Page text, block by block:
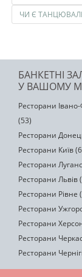
ЧИ Є
БАНКЕТНІ
У ВАШОМУ
Ресторани
(53)
Ресторани
Ресторани Київ
Ресторани
Ресторани Львів
Ресторани Рівне
Ресторани
Ресторани
Ресторани
Ресторани